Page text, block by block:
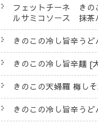
フェットチーネ きの
ルサミコソース 抹茶
きのこの冷し旨辛う
きのこの冷し旨辛麺 [
きのこの天婦羅 梅し
きのこの冷し旨辛う